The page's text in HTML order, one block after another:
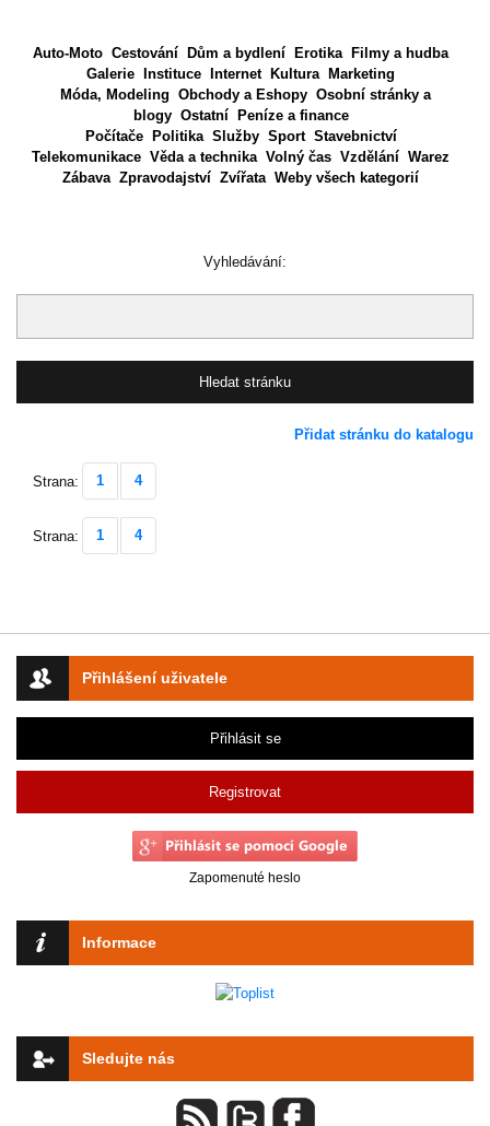
Přihlášení uživatele
Přihlásit se
Registrovat
Zapomenuté heslo
Informace
Sledujte nás
Auto-Moto Cestování Dům a bydlení Erotika
Filmy a hudba
Galerie
Instituce Internet Kultura
Marketing
Móda, Modeling Obchody a Eshopy Osobní stránky a
blogy Ostatní
Peníze a finance
Počítače
Politika Služby Sport Stavebnictví
Telekomunikace Věda a technika Volný čas Vzdělání Warez
Zábava Zpravodajství Zvířata Weby všech kategorií
Vyhledávání:
Přidat stránku do katalogu
Strana: 1 4
Strana: 1 4